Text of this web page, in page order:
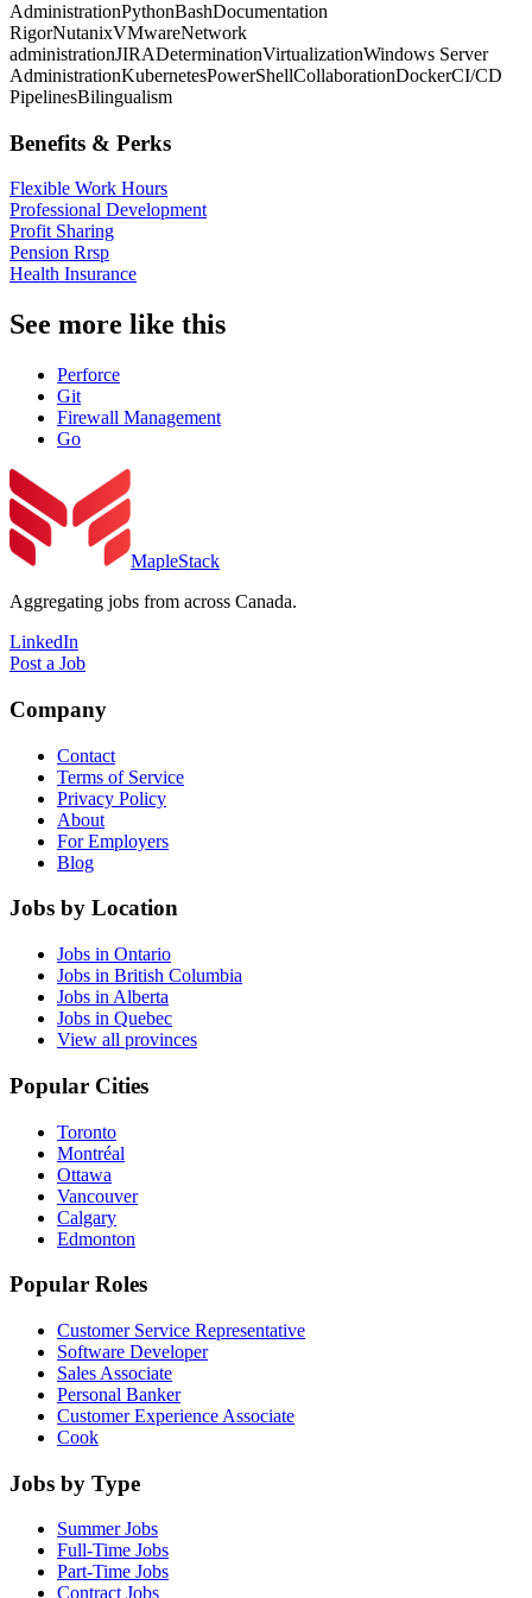
AdministrationPythonBashDocumentation
RigorNutanixVMwareNetwork
administrationJIRADeterminationVirtualizationWindows Server
AdministrationKubernetesPowerShellCollaborationDockerCI/CD
PipelinesBilingualism
Benefits & Perks
Flexible Work Hours
Professional Development
Profit Sharing
Pension Rrsp
Health Insurance
See more like this
Perforce
Git
Firewall Management
Go
MapleStack
Aggregating jobs from across Canada.
LinkedIn
Post a Job
Company
Contact
Terms of Service
Privacy Policy
About
For Employers
Blog
Jobs by Location
Jobs in Ontario
Jobs in British Columbia
Jobs in Alberta
Jobs in Quebec
View all provinces
Popular Cities
Toronto
Montréal
Ottawa
Vancouver
Calgary
Edmonton
Popular Roles
Customer Service Representative
Software Developer
Sales Associate
Personal Banker
Customer Experience Associate
Cook
Jobs by Type
Summer Jobs
Full-Time Jobs
Part-Time Jobs
Contract Jobs